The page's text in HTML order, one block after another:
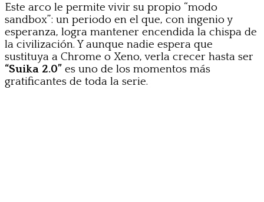
Este arco le permite vivir su propio “modo
sandbox”: un periodo en el que, con ingenio y
esperanza, logra mantener encendida la chispa de
la civilización. Y aunque nadie espera que
sustituya a Chrome o Xeno, verla crecer hasta ser
“Suika 2.0” es uno de los momentos más
gratificantes de toda la serie.